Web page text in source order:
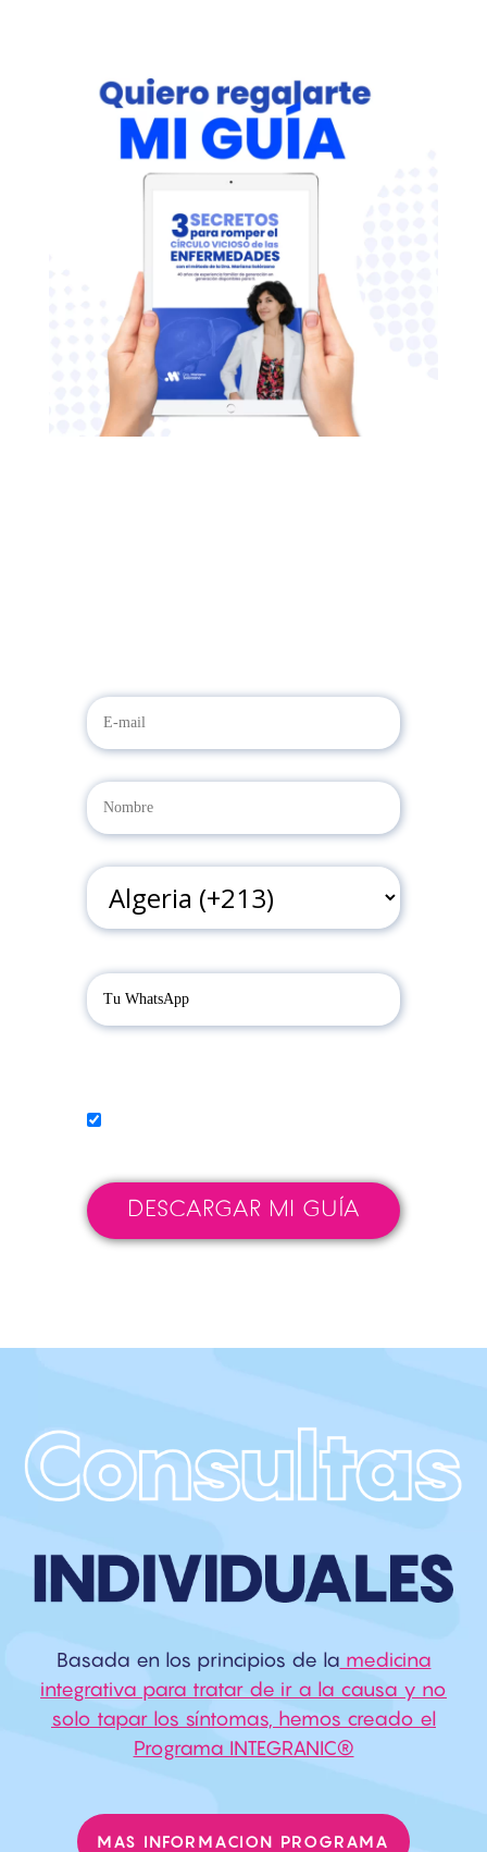
Basada en los principios de la medicina
integrativa para tratar de ir a la causa y no
solo tapar los síntomas, hemos creado el
Programa INTEGRANIC®
MAS INFORMACION PROGRAMA